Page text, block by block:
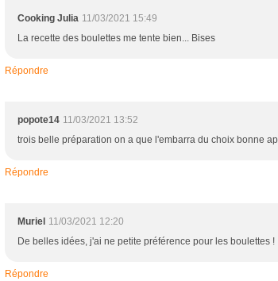
Cooking Julia 11/03/2021 15:49
La recette des boulettes me tente bien... Bises
Répondre
popote14 11/03/2021 13:52
trois belle préparation on a que l'embarra du choix bonne
Répondre
Muriel 11/03/2021 12:20
De belles idées, j'ai ne petite préférence pour les boulettes !
Répondre